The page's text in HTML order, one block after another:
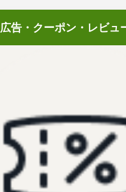
広告・クーポン・レビュ